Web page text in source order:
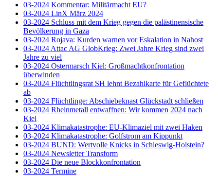
03-2024 Kommentar: Militärmacht EU?
03-2024 LinX März 2024
03-2024 Schluss mit dem Krieg gegen die palästinensische
Bevölkerung in Gaza
03-2024 Rojava: Kurden warnen vor Eskalation in Nahost
03-2024 Attac AG GlobKrieg: Zwei Jahre Krieg sind zwei
Jahre zu viel
03-2024 Ostermarsch Kiel: Großmachtkonfrontation
überwinden
03-2024 Flüchtlingsrat SH lehnt Bezahlkarte für Geflüchtete
ab
03-2024 Flüchtlinge: Abschiebeknast Glückstadt schließen
03-2024 Rheinmetall entwaffnen: Wir kommen 2024 nach
Kiel
03-2024 Klimakatastrophe: EU-Klimaziel mit zwei Haken
03-2024 Klimakatastrophe: Golfstrom am Kippunkt
03-2024 BUND: Wertvolle Knicks in Schleswig-Holstein?
03-2024 Newsletter Transform
03-2024 Die neue Blockkonfrontation
03-2024 Termine